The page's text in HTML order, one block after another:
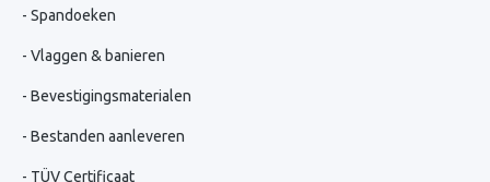
Spandoeken
Vlaggen & banieren
Bevestigingsmaterialen
Bestanden aanleveren
TÜV Certificaat